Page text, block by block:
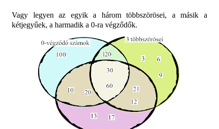
Vagy legyen az egyik a három többszörösei, a másik a
kétjegyűek, a harmadik a 0-ra végződők.